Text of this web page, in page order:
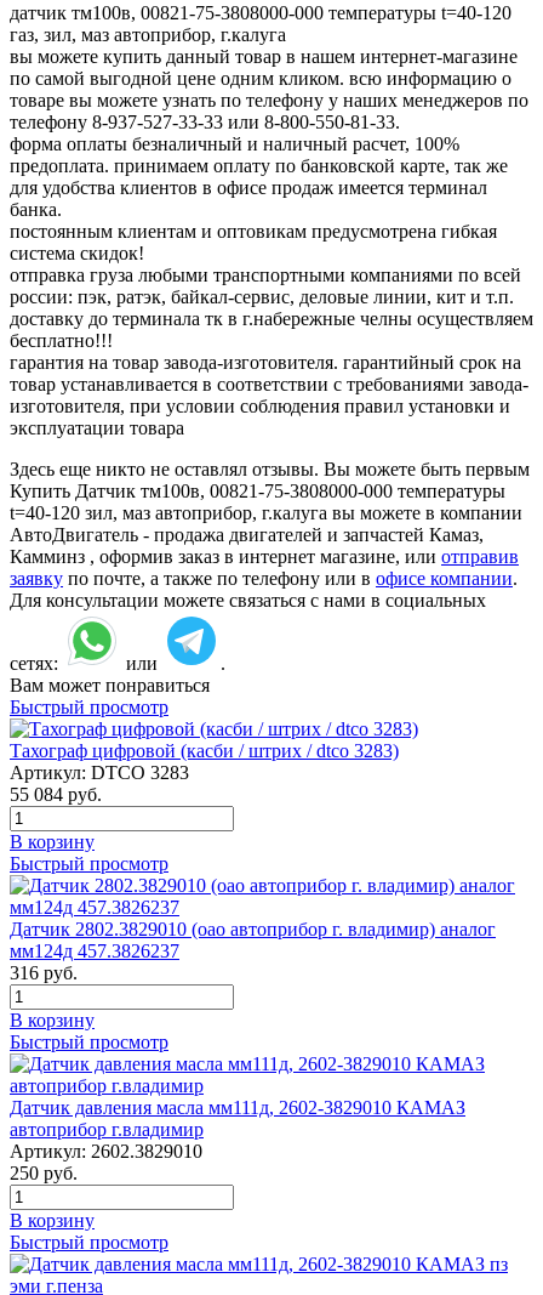
датчик тм100в, 00821-75-3808000-000 температуры t=40-120
газ, зил, маз автоприбор, г.калуга
вы можете купить данный товар в нашем интернет-магазине
по самой выгодной цене одним кликом. всю информацию о
товаре вы можете узнать по телефону у наших менеджеров по
телефону 8-937-527-33-33 или 8-800-550-81-33.
форма оплаты безналичный и наличный расчет, 100%
предоплата. принимаем оплату по банковской карте, так же
для удобства клиентов в офисе продаж имеется терминал
банка.
постоянным клиентам и оптовикам предусмотрена гибкая
система скидок!
отправка груза любыми транспортными компаниями по всей
россии: пэк, ратэк, байкал-сервис, деловые линии, кит и т.п.
доставку до терминала тк в г.набережные челны осуществляем
бесплатно!!!
гарантия на товар завода-изготовителя. гарантийный срок на
товар устанавливается в соответствии с требованиями завода-
изготовителя, при условии соблюдения правил установки и
эксплуатации товара
Здесь еще никто не оставлял отзывы. Вы можете быть первым
Купить Датчик тм100в, 00821-75-3808000-000 температуры
t=40-120 зил, маз автоприбор, г.калуга вы можете в компании
АвтоДвигатель - продажа двигателей и запчастей Камаз,
Камминз , оформив заказ в интернет магазине, или отправив
заявку по почте, а также по телефону или в офисе компании.
Для консультации можете связаться с нами в социальных
сетях: или
.
Вам может понравиться
Быстрый просмотр
Тахограф цифровой (касби / штрих / dtco 3283)
Артикул: DTCO 3283
55 084 руб.
В корзину
Быстрый просмотр
Датчик 2802.3829010 (оао автоприбор г. владимир) аналог
мм124д 457.3826237
316 руб.
В корзину
Быстрый просмотр
Датчик давления масла мм111д, 2602-3829010 КАМАЗ
автоприбор г.владимир
Артикул: 2602.3829010
250 руб.
В корзину
Быстрый просмотр